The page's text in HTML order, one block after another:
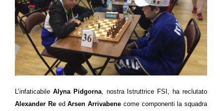
L’infaticabile Alyna Pidgorna, nostra Istruttrice FSI, ha reclutato
Alexander ReedArsen Arrivabene come componenti la squadra